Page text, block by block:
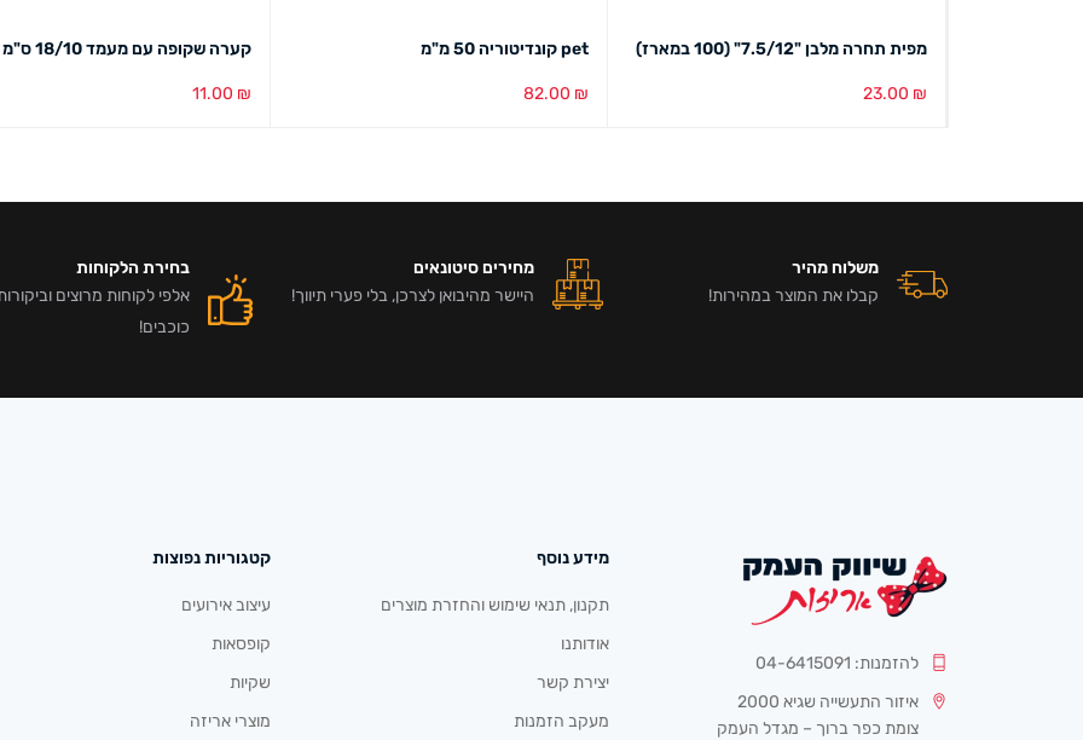
מפית תחרה מלבן "7.5/12" (100 במארז)
23.00 ₪
pet קונדיטוריה 50 מ"מ
82.00 ₪
קערה שקופה עם מעמד 18/10 ס"מ
11.00 ₪
משלוח מהיר
קבלו את המוצר במהירות!
מחירים סיטונאים
היישר מהיבואן לצרכן, בלי פערי תיווך!
בחירת הלקוחות
כוכבים!
להזמנות: 04-6415091
איזור התעשייה שגיא 2000
צומת כפר ברוך – מגדל העמק
מידע נוסף
תקנון, תנאי שימוש והחזרת מוצרים
אודותנו
יצירת קשר
מעקב הזמנות
קטגוריות נפוצות
עיצוב אירועים
קופסאות
שקיות
מוצרי אריזה